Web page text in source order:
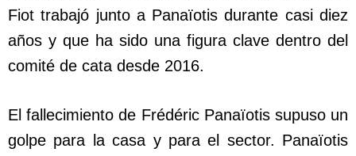
Fiot trabajó junto a Panaïotis durante casi diez
años y que ha sido una figura clave dentro del
comité de cata desde 2016.
El fallecimiento de Frédéric Panaïotis supuso un
golpe para la casa y para el sector. Panaïotis